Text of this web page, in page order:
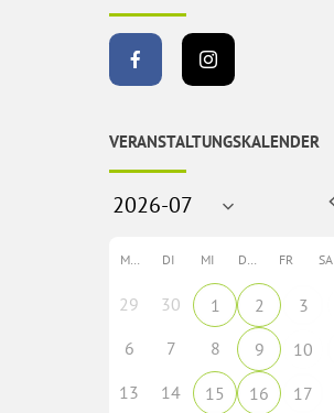
VERANSTALTUNGSKALENDER
MO DI MI DO FR SA
29 30 1 2 3
6 7 8 9 10
13
14 15 16 17